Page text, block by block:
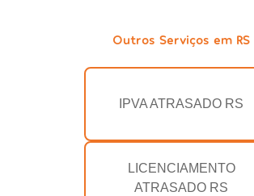
Outros Serviços em RS
IPVA ATRASADO RS
LICENCIAMENTO
ATRASADO RS